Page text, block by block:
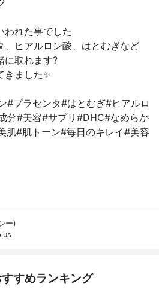
われた事でした
、ヒアルロン酸、はとむぎなど
に取れます?
きました✨
#プラセンタ#はとむぎ#ヒアルロ
分#美容#サプリ#DHC#なめらか
肌#肌トーン#毎日のキレイ#美容
ー)
すめランキング